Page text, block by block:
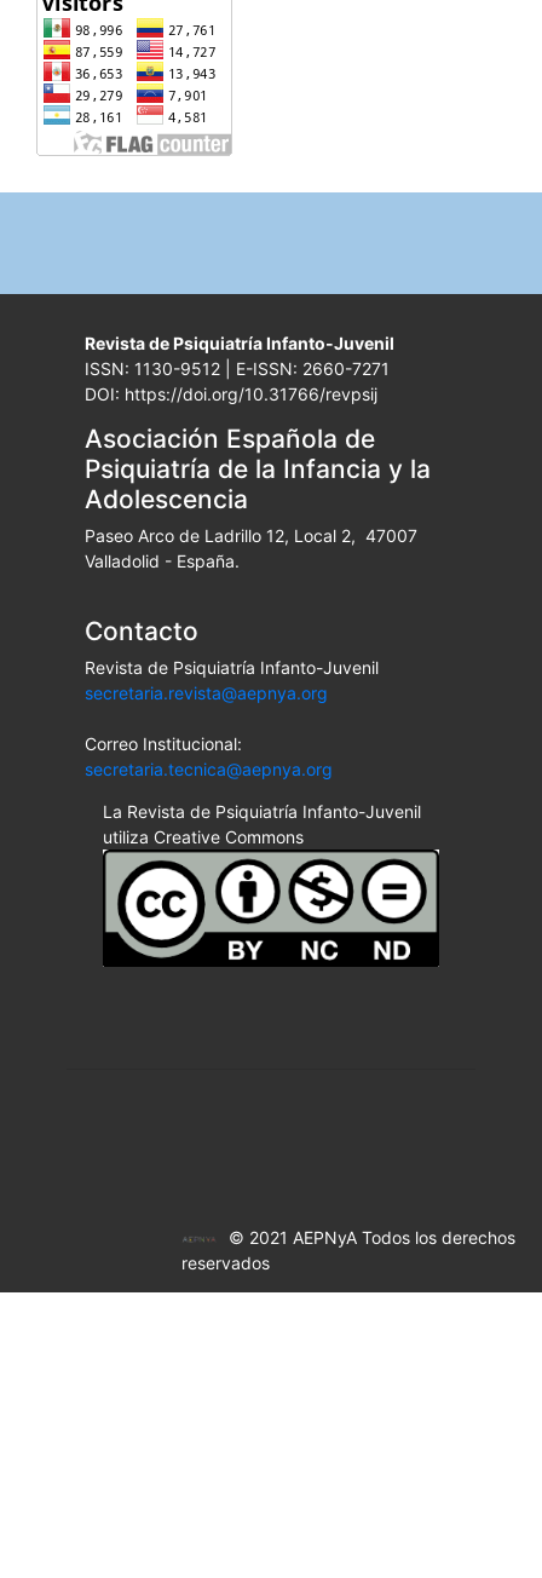
Revista de Psiquiatría Infanto-Juvenil
ISSN: 1130-9512 | E-ISSN: 2660-7271
DOI: https://doi.org/10.31766/revpsij
Asociación Española de
Psiquiatría de la Infancia y la
Adolescencia
Paseo Arco de Ladrillo 12, Local 2, 47007
Valladolid - España.
Contacto
Revista de Psiquiatría Infanto-Juvenil
secretaria.revista@aepnya.org
Correo Institucional:
secretaria.tecnica@aepnya.org
La Revista de Psiquiatría Infanto-Juvenil
utiliza Creative Commons
© 2021 AEPNyA Todos los derechos
reservados